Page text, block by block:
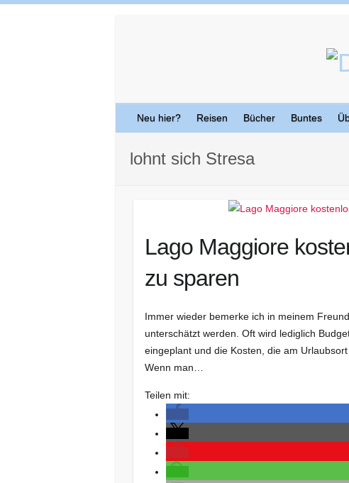
Neu hier? Reisen Bücher Buntes
lohnt sich Stresa
Lago Maggiore
zu sparen
Immer wieder bemerke ich in meinem
unterschätzt werden. Oft wird lediglich
eingeplant und die Kosten, die am
Wenn man…
Teilen mit: